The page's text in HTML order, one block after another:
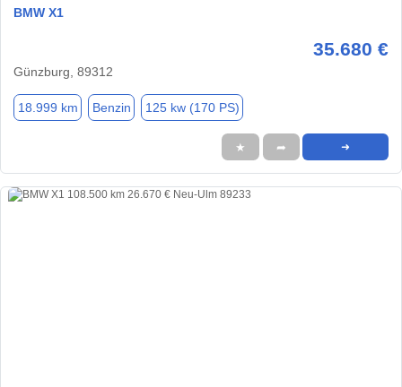
BMW X1
35.680 €
Günzburg, 89312
18.999 km Benzin 125 kw (170 PS)
★ ➦ ➜